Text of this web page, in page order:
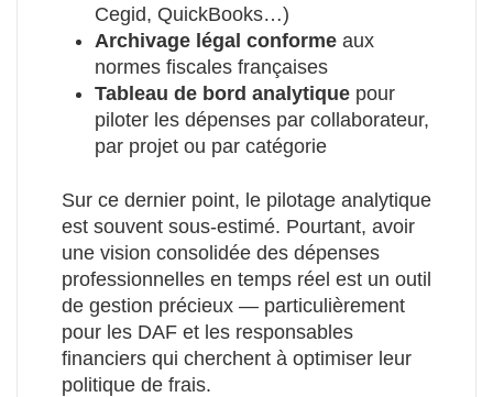
Cegid, QuickBooks…)
Archivage légal conforme aux
normes fiscales françaises
Tableau de bord analytique pour
piloter les dépenses par collaborateur,
par projet ou par catégorie
Sur ce dernier point, le pilotage analytique
est souvent sous-estimé. Pourtant, avoir
une vision consolidée des dépenses
professionnelles en temps réel est un outil
de gestion précieux — particulièrement
pour les DAF et les responsables
financiers qui cherchent à optimiser leur
politique de frais.